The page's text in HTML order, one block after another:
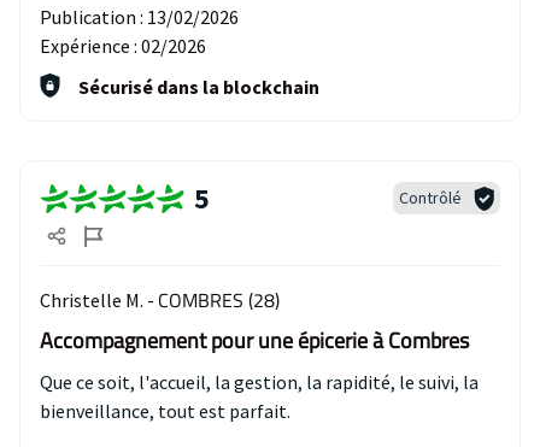
Publication : 13/02/2026
Expérience : 02/2026
Sécurisé dans la blockchain
5 Contrôlé
Christelle M. - COMBRES (28)
Accompagnement pour une épicerie à Combres
Que ce soit, l'accueil, la gestion, la rapidité, le suivi, la
bienveillance, tout est parfait.